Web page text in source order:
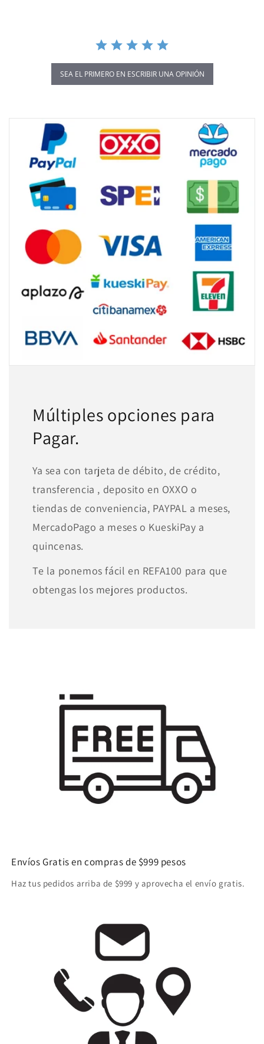
SEA EL PRIMERO EN ESCRIBIR UNA OPINIÓN
Múltiples opciones para
Pagar.
Ya sea con tarjeta de débito, de crédito,
transferencia , deposito en OXXO o
tiendas de conveniencia, PAYPAL a meses,
MercadoPago a meses o KueskiPay a
quincenas.
Te la ponemos fácil en REFA100 para que
obtengas los mejores productos.
Envíos Gratis en compras de $999 pesos
Haz tus pedidos arriba de $999 y aprovecha el envío gratis.